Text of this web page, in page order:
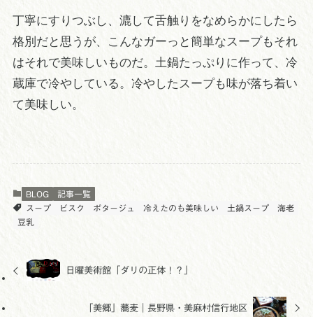
丁寧にすりつぶし、漉して舌触りをなめらかにしたら
格別だと思うが、こんなガーっと簡単なスープもそれ
はそれで美味しいものだ。土鍋たっぷりに作って、冷
蔵庫で冷やしている。冷やしたスープも味が落ち着い
て美味しい。
BLOG
記事一覧
スープ
ビスク ポタージュ 冷えたのも美味しい 土鍋スープ
海老
豆乳
日曜美術館「ダリの正体！？」
「美郷」蕎麦｜長野県・美麻村信行地区